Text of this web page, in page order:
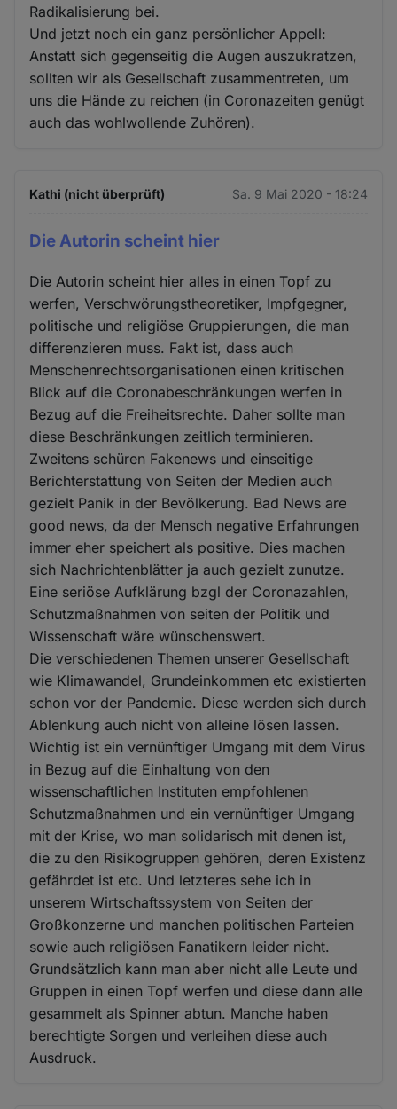
Radikalisierung bei.
Und jetzt noch ein ganz persönlicher Appell:
Anstatt sich gegenseitig die Augen auszukratzen,
sollten wir als Gesellschaft zusammentreten, um
uns die Hände zu reichen (in Coronazeiten genügt
auch das wohlwollende Zuhören).
Kathi (nicht überprüft) Sa. 9 Mai 2020 - 18:24
Die Autorin scheint hier
Die Autorin scheint hier alles in einen Topf zu
werfen, Verschwörungstheoretiker, Impfgegner,
politische und religiöse Gruppierungen, die man
differenzieren muss. Fakt ist, dass auch
Menschenrechtsorganisationen einen kritischen
Blick auf die Coronabeschränkungen werfen in
Bezug auf die Freiheitsrechte. Daher sollte man
diese Beschränkungen zeitlich terminieren.
Zweitens schüren Fakenews und einseitige
Berichterstattung von Seiten der Medien auch
gezielt Panik in der Bevölkerung. Bad News are
good news, da der Mensch negative Erfahrungen
immer eher speichert als positive. Dies machen
sich Nachrichtenblätter ja auch gezielt zunutze.
Eine seriöse Aufklärung bzgl der Coronazahlen,
Schutzmaßnahmen von seiten der Politik und
Wissenschaft wäre wünschenswert.
Die verschiedenen Themen unserer Gesellschaft
wie Klimawandel, Grundeinkommen etc existierten
schon vor der Pandemie. Diese werden sich durch
Ablenkung auch nicht von alleine lösen lassen.
Wichtig ist ein vernünftiger Umgang mit dem Virus
in Bezug auf die Einhaltung von den
wissenschaftlichen Instituten empfohlenen
Schutzmaßnahmen und ein vernünftiger Umgang
mit der Krise, wo man solidarisch mit denen ist,
die zu den Risikogruppen gehören, deren Existenz
gefährdet ist etc. Und letzteres sehe ich in
unserem Wirtschaftssystem von Seiten der
Großkonzerne und manchen politischen Parteien
sowie auch religiösen Fanatikern leider nicht.
Grundsätzlich kann man aber nicht alle Leute und
Gruppen in einen Topf werfen und diese dann alle
gesammelt als Spinner abtun. Manche haben
berechtigte Sorgen und verleihen diese auch
Ausdruck.